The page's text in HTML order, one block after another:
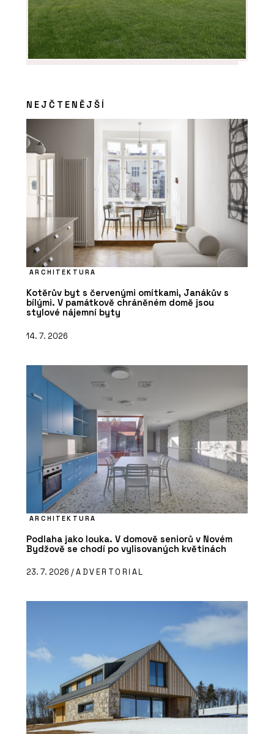
NEJČTENĚJŠÍ
ARCHITEKTURA
Kotěrův byt s červenými omítkami, Janákův s
bílými. V památkově chráněném domě jsou
stylové nájemní byty
14. 7. 2026
ARCHITEKTURA
Podlaha jako louka. V domově seniorů v Novém
Bydžově se chodí po vylisovaných květinách
23. 7. 2026 /ADVERTORIAL